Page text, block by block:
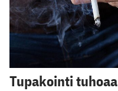
Tupakointi